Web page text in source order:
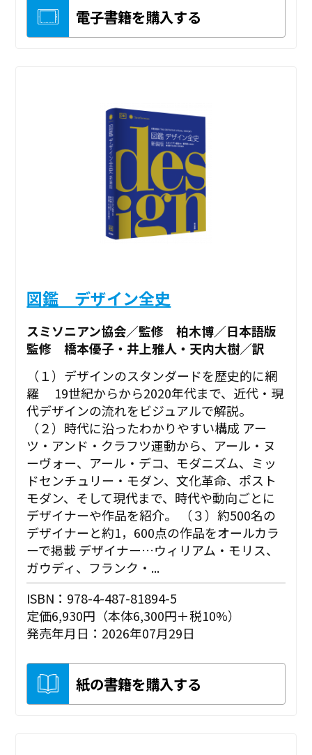
電子書籍を購入する
図鑑 デザイン全史
スミソニアン協会／監修 柏木博／日本語版
監修 橋本優子・井上雅人・天内大樹／訳
（１）デザインのスタンダードを歴史的に網
羅 19世紀からから2020年代まで、近代・現
代デザインの流れをビジュアルで解説。
（２）時代に沿ったわかりやすい構成 アー
ツ・アンド・クラフツ運動から、アール・ヌ
ーヴォー、アール・デコ、モダニズム、ミッ
ドセンチュリー・モダン、文化革命、ポスト
モダン、そして現代まで、時代や動向ごとに
デザイナーや作品を紹介。 （３）約500名の
デザイナーと約1，600点の作品をオールカラ
ーで掲載 デザイナー…ウィリアム・モリス、
ガウディ、フランク・...
ISBN：978-4-487-81894-5
定価6,930円（本体6,300円＋税10%）
発売年月日：2026年07月29日
紙の書籍を購入する